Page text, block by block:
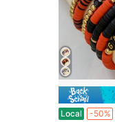
Local -50%